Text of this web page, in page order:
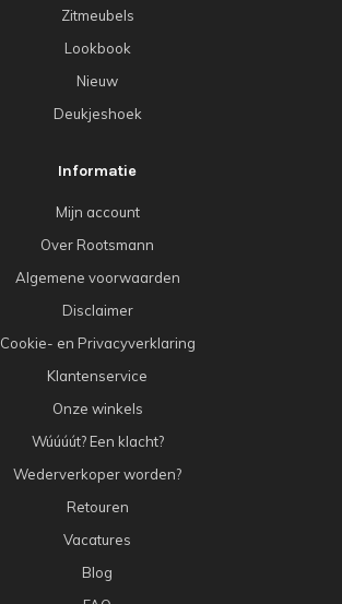
Zitmeubels
Lookbook
Nieuw
Deukjeshoek
Informatie
Mijn account
Over Rootsmann
Algemene voorwaarden
Disclaimer
Cookie- en Privacyverklaring
Klantenservice
Onze winkels
Wúúúút? Een klacht?
Wederverkoper worden?
Retouren
Vacatures
Blog